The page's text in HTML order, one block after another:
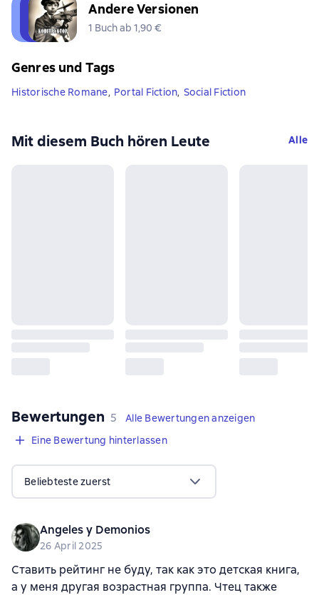
Andere Versionen
1 Buch ab 1,90 €
Genres und Tags
Historische Romane, Portal Fiction, Social Fiction
Mit diesem Buch hören Leute Alle
Bewertungen 5 Bewertungen
5
Alle Bewertungen anzeigen
Eine Bewertung hinterlassen
Beliebteste zuerst
Angeles y Demonios
26 April 2025
Ставить рейтинг не буду, так как это детская книга,
а у меня другая возрастная группа. Чтец также